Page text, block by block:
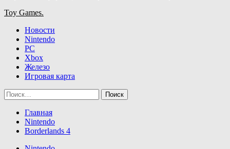
Основное
Toy Games.
Новости
Nintendo
PC
Xbox
Железо
Игровая карта
Найти:
Главная
Nintendo
Borderlands 4